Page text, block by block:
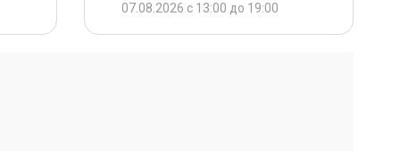
07.08.2026 с 13:00 до 19:00